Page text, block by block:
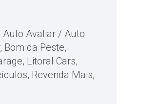
Auto Avaliar / Auto
Bom da Peste,
Litoral Cars,
Revenda Mais,